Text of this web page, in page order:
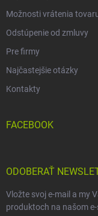
Možnosti vrátenia
Odstúpenie od zmluvy
Pre firmy
Najčastejšie otázky
Kontakty
FACEBOOK
ODOBERAŤ
Vložte svoj e-mail a my
produktoch na našom